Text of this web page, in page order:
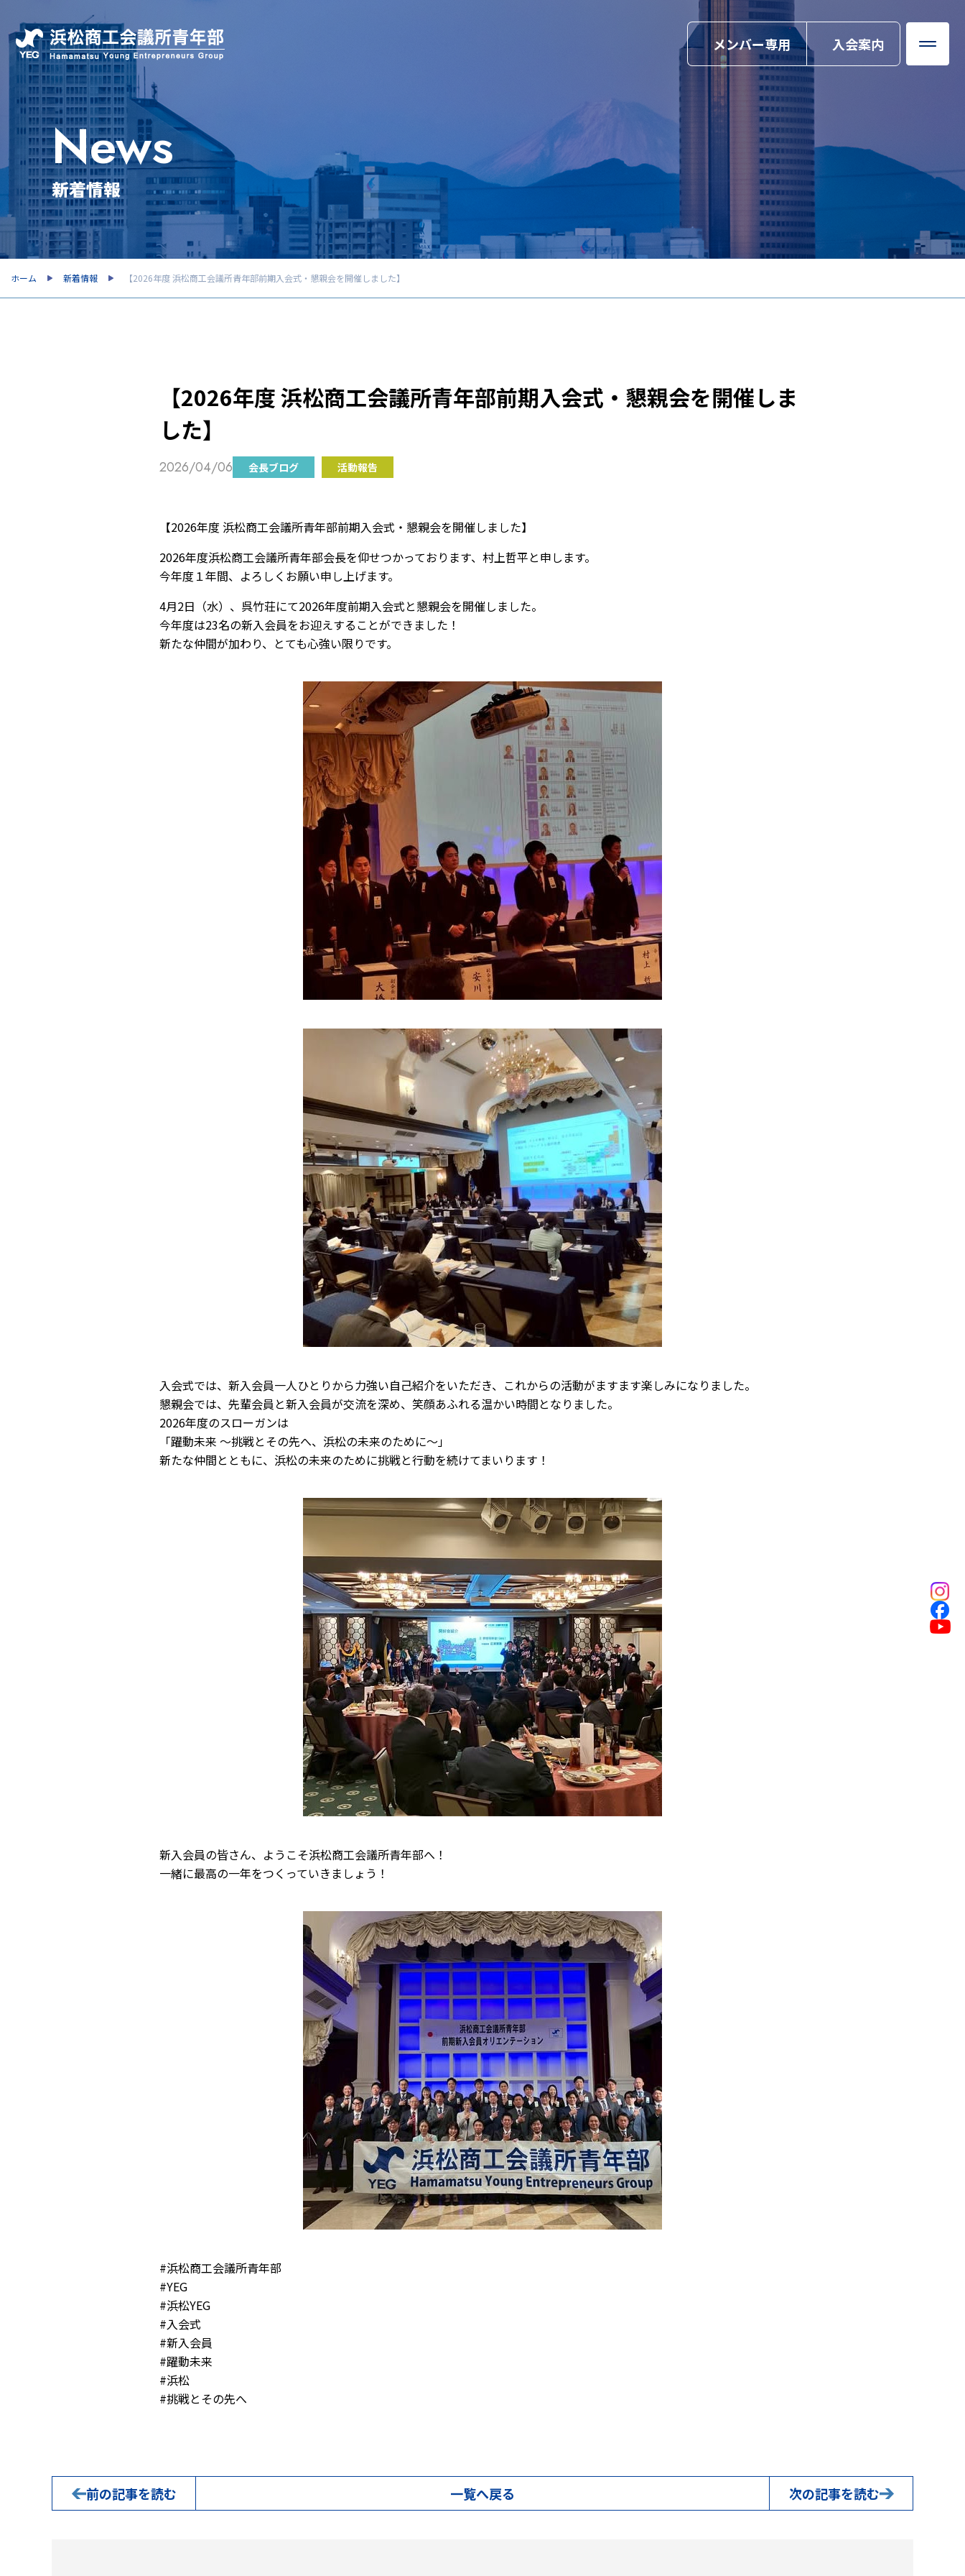
メンバー専用 入会案内
News
新着情報
ホーム 新着情報 【2026年度 浜松商工会議所青年部前期入会式・懇親会を開催しました】
【2026年度 浜松商工会議所青年部前期入会式・懇親会を開催しま
した】
2026/04/06 会長ブログ 活動報告
【2026年度 浜松商工会議所青年部前期入会式・懇親会を開催しました】
2026年度浜松商工会議所青年部会長を仰せつかっております、村上哲平と申します。
今年度１年間、よろしくお願い申し上げます。
4月2日（水）、呉竹荘にて2026年度前期入会式と懇親会を開催しました。
今年度は23名の新入会員をお迎えすることができました！
新たな仲間が加わり、とても心強い限りです。
入会式では、新入会員一人ひとりから力強い自己紹介をいただき、これからの活動がますます楽しみになりました。
懇親会では、先輩会員と新入会員が交流を深め、笑顔あふれる温かい時間となりました。
2026年度のスローガンは
「躍動未来 ～挑戦とその先へ、浜松の未来のために～」
新たな仲間とともに、浜松の未来のために挑戦と行動を続けてまいります！
新入会員の皆さん、ようこそ浜松商工会議所青年部へ！
一緒に最高の一年をつくっていきましょう！
#浜松商工会議所青年部
#YEG
#浜松YEG
#入会式
#新入会員
#躍動未来
#浜松
#挑戦とその先へ
前の記事を読む 一覧へ戻る 次の記事を読む